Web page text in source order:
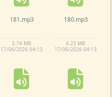
180.mp3
4.23 MB
17/06/2026 04:13
181.mp3
3.74 MB
17/06/2026 04:13